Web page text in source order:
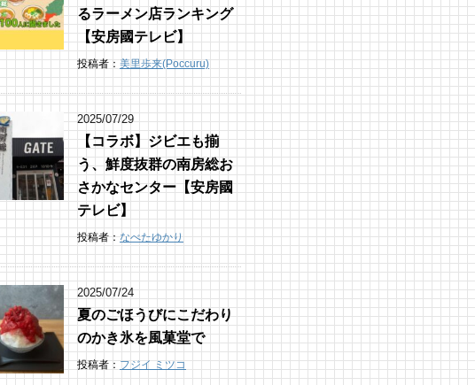
るラーメン店ランキング
【安房國テレビ】
投稿者：美里歩来(Poccuru)
2025/07/29
【コラボ】ジビエも揃
う、鮮度抜群の南房総お
さかなセンター【安房國
テレビ】
投稿者：なべたゆかり
2025/07/24
夏のごほうびにこだわり
のかき氷を風菓堂で
投稿者：フジイ ミツコ